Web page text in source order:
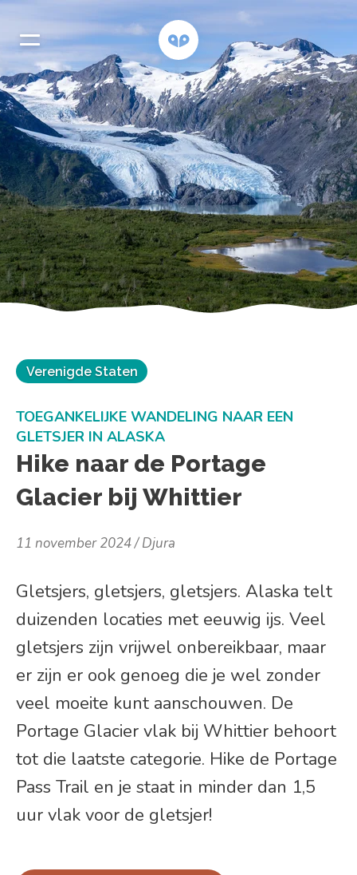
Verenigde Staten
Hike naar de Portage
Glacier bij Whittier
TOEGANKELIJKE WANDELING NAAR EEN
GLETSJER IN ALASKA
11 november 2024 Djura
Gletsjers, gletsjers, gletsjers. Alaska telt
duizenden locaties met eeuwig ijs. Veel
gletsjers zijn vrijwel onbereikbaar, maar
er zijn er ook genoeg die je wel zonder
veel moeite kunt aanschouwen. De
Portage Glacier vlak bij Whittier behoort
tot die laatste categorie. Hike de Portage
Pass Trail en je staat in minder dan 1,5
uur vlak voor de gletsjer!